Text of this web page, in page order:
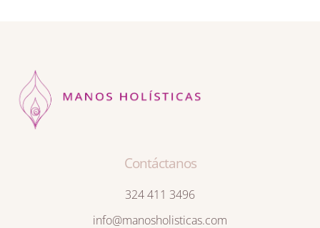
Contáctanos
324 411 3496
info@manosholisticas.com